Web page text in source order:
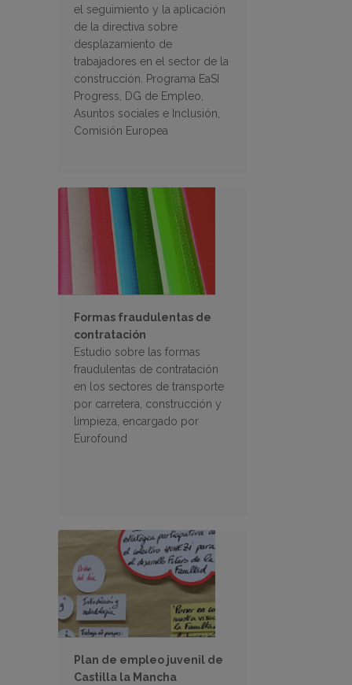
el seguimiento y la aplicación
de la directiva sobre
desplazamiento de
trabajadores en el sector de la
construcción. Programa EaSI
Progress, DG de Empleo,
Asuntos sociales e Inclusión,
Comisión Europea
Formas fraudulentas de
contratación
Estudio sobre las formas
fraudulentas de contratación
en los sectores de transporte
por carretera, construcción y
limpieza, encargado por
Eurofound
Plan de empleo juvenil de
Castilla la Mancha